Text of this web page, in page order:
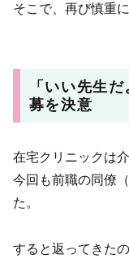
そこで、再び慎重
「いい先生
募を決意
在宅クリニックは
今回も前職の同僚
た。
すると返ってきた